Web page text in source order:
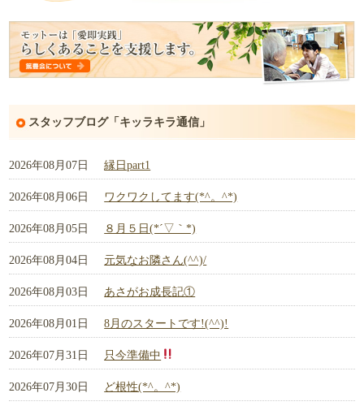
スタッフブログ「キッラキラ通信」
2026年08月07日 縁日part1
2026年08月06日 ワクワクしてます(*^。^*)
2026年08月05日 ８月５日(*´▽｀*)
2026年08月04日 元気なお隣さん(^^)/
2026年08月03日 あさがお成長記①
2026年08月01日 8月のスタートです!(^^)!
2026年07月31日 只今準備中
2026年07月30日 ど根性(*^。^*)